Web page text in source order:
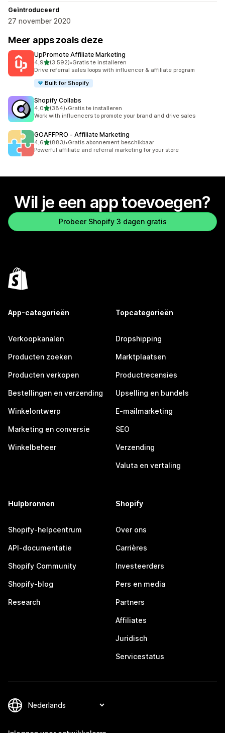
Geïntroduceerd
27 november 2020
Meer apps zoals deze
UpPromote Affiliate Marketing
4,9van 5 sterren
(3.592)
3592 recensies in totaal
•Gratis te installeren
Drive referral sales loops with influencer & affiliate program
Built for Shopify
Shopify Collabs
4,0van 5 sterren
(384)
384 recensies in totaal
•Gratis te installeren
Work with influencers to promote your brand and drive sales
GOAFFPRO ‑ Affiliate Marketing
4,6van 5 sterren
(883)
883 recensies in totaal
•Gratis abonnement beschikbaar
Powerful affiliate and referral marketing for your store
Wil je een app toevoegen?
Probeer Shopify 3 dagen gratis
App-categorieën
Verkoopkanalen
Producten zoeken
Producten verkopen
Bestellingen en verzending
Winkelontwerp
Marketing en conversie
Winkelbeheer
Topcategorieën
Dropshipping
Marktplaatsen
Productrecensies
Upselling en bundels
E-mailmarketing
SEO
Verzending
Valuta en vertaling
Hulpbronnen
Shopify-helpcentrum
API-documentatie
Shopify Community
Shopify-blog
Research
Shopify
Over ons
Carrières
Investeerders
Pers en media
Partners
Affiliates
Juridisch
Servicestatus